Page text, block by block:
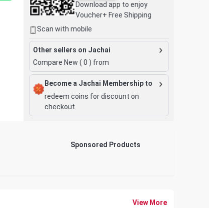
Download app to enjoy
Voucher+ Free Shipping
Scan with mobile
Other sellers on Jachai
Compare New ( 0 ) from
Become a Jachai Membership to
redeem coins for discount on
checkout
Sponsored Products
View More